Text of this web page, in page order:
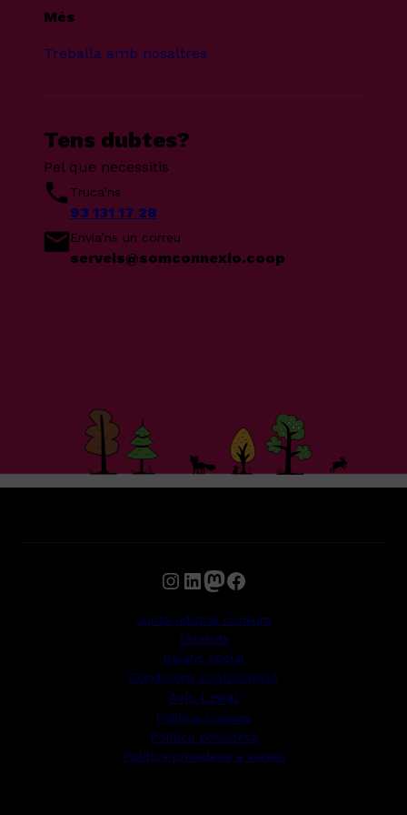
Més
Treballa amb nosaltres
Tens dubtes?
Pel que necessitis
Truca’ns
93 131 17 28
Envia’ns un correu
serveis@somconnexio.coop
Instagram LinkedIn Mastodon Facebook
Junta arbitral consum
Estatuts
Balanç social
Condicions contractació
Avís Legal
Política cookies
Política privadesa
Política privadesa a xarxes